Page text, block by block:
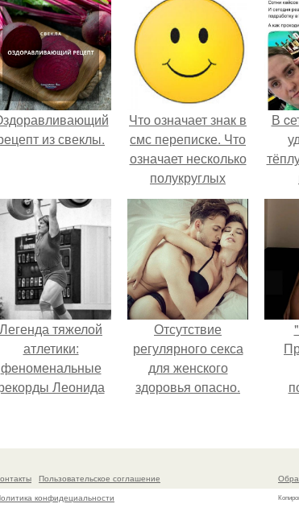
из свеклы.
Что означает знак в
смс переписке. Что
означает несколько
полукруглых
скобочек в конце
предложения?
В
Легенда тяжелой
атлетики:
феноменальные
Леонида
Отсутствие
регулярного секса
для женского
здоровья опасно.
Пользовательское соглашение
конфидециальности